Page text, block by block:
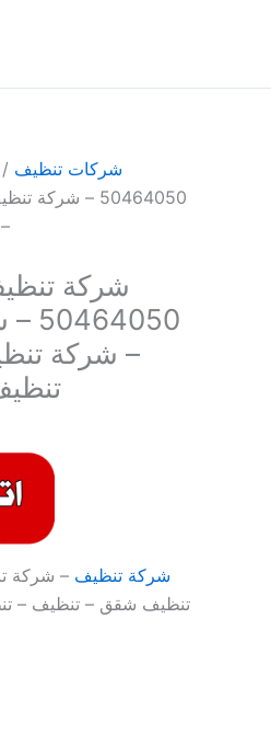
شركات تنظيف
50464050 –
شركة
– شركة
شركة تنظيف – شركة
تنظيف شقق – تنظيف –